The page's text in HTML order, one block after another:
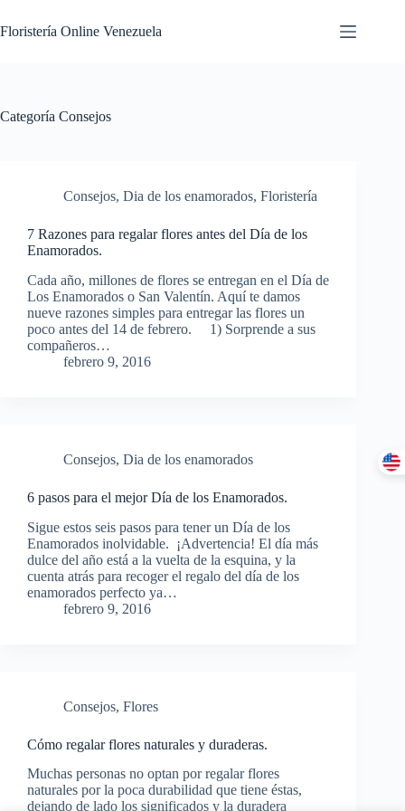
Floristería Online Venezuela
Categoría Consejos
Consejos, Dia de los enamorados, Floristería
7 Razones para regalar flores antes del Día de los
Enamorados.
Cada año, millones de flores se entregan en el Día de
Los Enamorados o San Valentín. Aquí te damos
nueve razones simples para entregar las flores un
poco antes del 14 de febrero. 1) Sorprende a sus
compañeros…
febrero 9, 2016
Consejos, Dia de los enamorados
6 pasos para el mejor Día de los Enamorados.
Sigue estos seis pasos para tener un Día de los
Enamorados inolvidable. ¡Advertencia! El día más
dulce del año está a la vuelta de la esquina, y la
cuenta atrás para recoger el regalo del día de los
enamorados perfecto ya…
febrero 9, 2016
Consejos, Flores
Cómo regalar flores naturales y duraderas.
Muchas personas no optan por regalar flores
naturales por la poca durabilidad que tiene éstas,
dejando de lado los significados y la duradera